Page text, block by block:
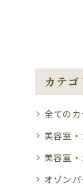
カテゴ
全ての
美容室
美容室
オゾン